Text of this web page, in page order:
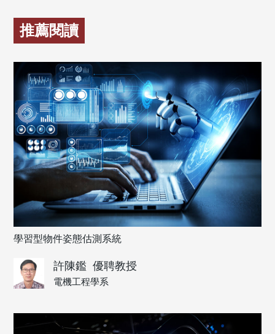
推薦閱讀
學習型物件姿態估測系統
許陳鑑 優聘教授
電機工程學系